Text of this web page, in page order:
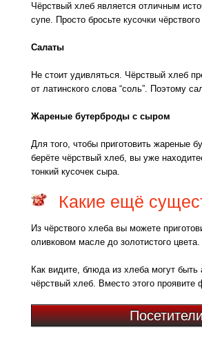
Чёрствый хлеб является отличным
супе. Просто бросьте кусочки
Салаты
Не стоит удивляться. Чёрствый хлеб
от латинского слова “соль”. Поэтому
Жареные бутерброды с сыром
Для того, чтобы приготовить жареные
берёте чёрствый хлеб, вы уже
тонкий кусочек сыра.
Какие ещё
Из чёрствого хлеба вы можете
оливковом масле до золотистого
Как видите, блюда из хлеба могут
чёрствый хлеб. Вместо этого